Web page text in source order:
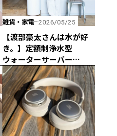
雑貨・家電 2026/05/25
【渡部豪太さんは水が好
き。】定額制浄水型
ウォーターサーバー
every frecious tallを
使ってみた